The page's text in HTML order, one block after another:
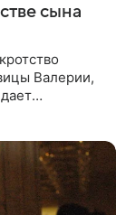
сына
Валерии,